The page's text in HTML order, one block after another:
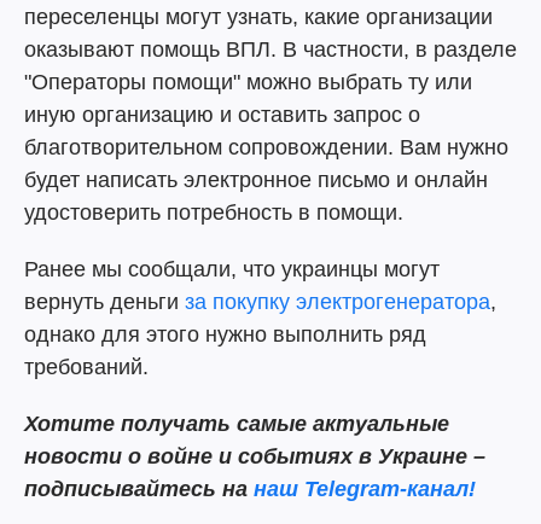
переселенцы могут узнать, какие организации
оказывают помощь ВПЛ. В частности, в разделе
"Операторы помощи" можно выбрать ту или
иную организацию и оставить запрос о
благотворительном сопровождении. Вам нужно
будет написать электронное письмо и онлайн
удостоверить потребность в помощи.
Ранее мы сообщали, что украинцы могут
вернуть деньги за покупку электрогенератора,
однако для этого нужно выполнить ряд
требований.
Хотите получать самые актуальные
новости о войне и событиях в Украине –
подписывайтесь на наш Telegram-канал!